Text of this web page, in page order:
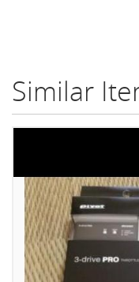
Similar